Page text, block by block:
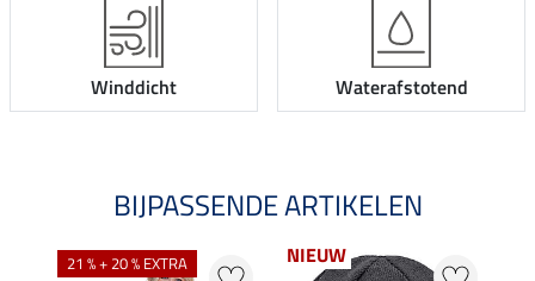
Winddicht Waterafstotend
BIJPASSENDE ARTIKELEN
21 % + 20 % EXTRA NIEUW